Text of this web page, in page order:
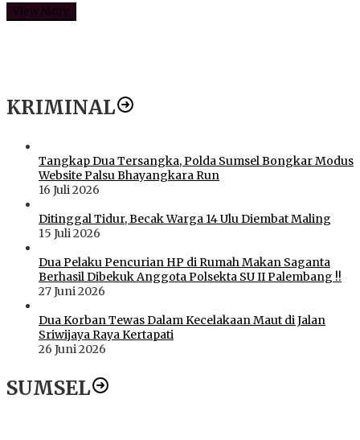
View More
KRIMINAL
Tangkap Dua Tersangka, Polda Sumsel Bongkar Modus
Website Palsu Bhayangkara Run
16 Juli 2026
Ditinggal Tidur, Becak Warga 14 Ulu Diembat Maling
15 Juli 2026
Dua Pelaku Pencurian HP di Rumah Makan Saganta
Berhasil Dibekuk Anggota Polsekta SU II Palembang !!
27 Juni 2026
Dua Korban Tewas Dalam Kecelakaan Maut di Jalan
Sriwijaya Raya Kertapati
26 Juni 2026
SUMSEL